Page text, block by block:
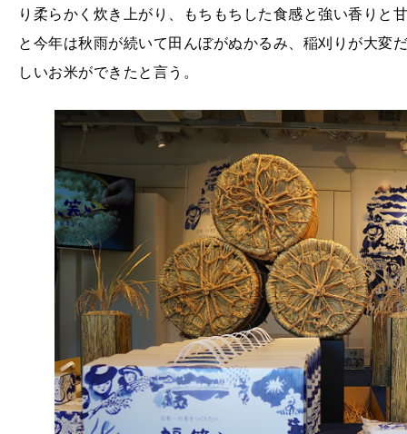
り柔らかく炊き上がり、もちもちした食感と強い香りと
と今年は秋雨が続いて田んぼがぬかるみ、稲刈りが大変
しいお米ができたと言う。